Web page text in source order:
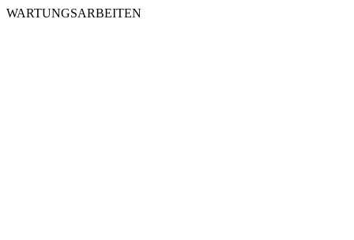
WARTUNGSARBEITEN